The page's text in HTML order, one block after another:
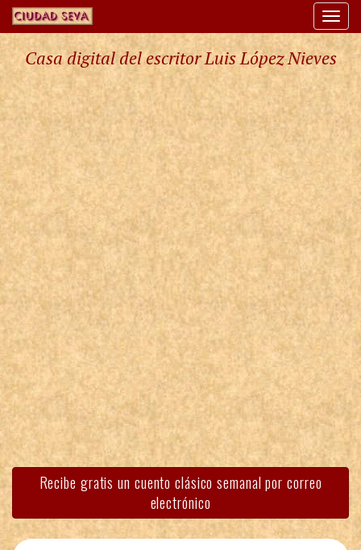
Casa digital del escritor Luis López Nieves
Recibe gratis un cuento clásico semanal por correo
electrónico